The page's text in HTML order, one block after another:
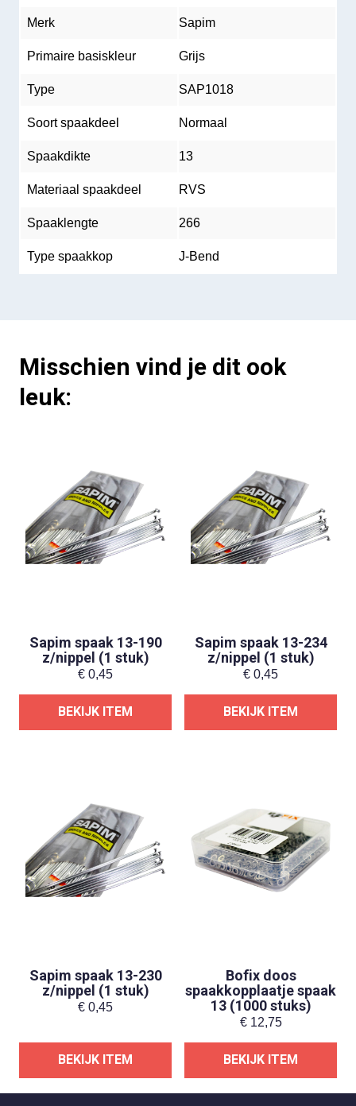
Merk Sapim
Primaire basiskleur Grijs
Type SAP1018
Soort spaakdeel Normaal
Spaakdikte 13
Materiaal spaakdeel RVS
Spaaklengte 266
Type spaakkop J-Bend
Misschien vind je dit ook
leuk:
Sapim spaak 13-190
z/nippel (1 stuk)
€ 0,45
BEKIJK ITEM
Sapim spaak 13-234
z/nippel (1 stuk)
€ 0,45
BEKIJK ITEM
Sapim spaak 13-230
z/nippel (1 stuk)
€ 0,45
BEKIJK ITEM
Bofix doos
spaakkopplaatje spaak
13 (1000 stuks)
€12,75
BEKIJK ITEM